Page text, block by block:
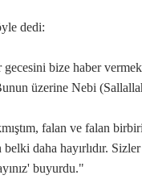
dedi:
bize haber vermek
üzerine Nebi
falan ve falan
daha hayırlıdır.
buyurdu."